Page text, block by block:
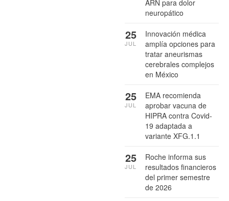
ARN para dolor
neuropático
Innovación médica
amplía opciones para
tratar aneurismas
cerebrales complejos
en México
25
JUL
EMA recomienda
aprobar vacuna de
HIPRA contra Covid-
19 adaptada a
variante XFG.1.1
25
JUL
Roche informa sus
resultados financieros
del primer semestre
de 2026
25
JUL